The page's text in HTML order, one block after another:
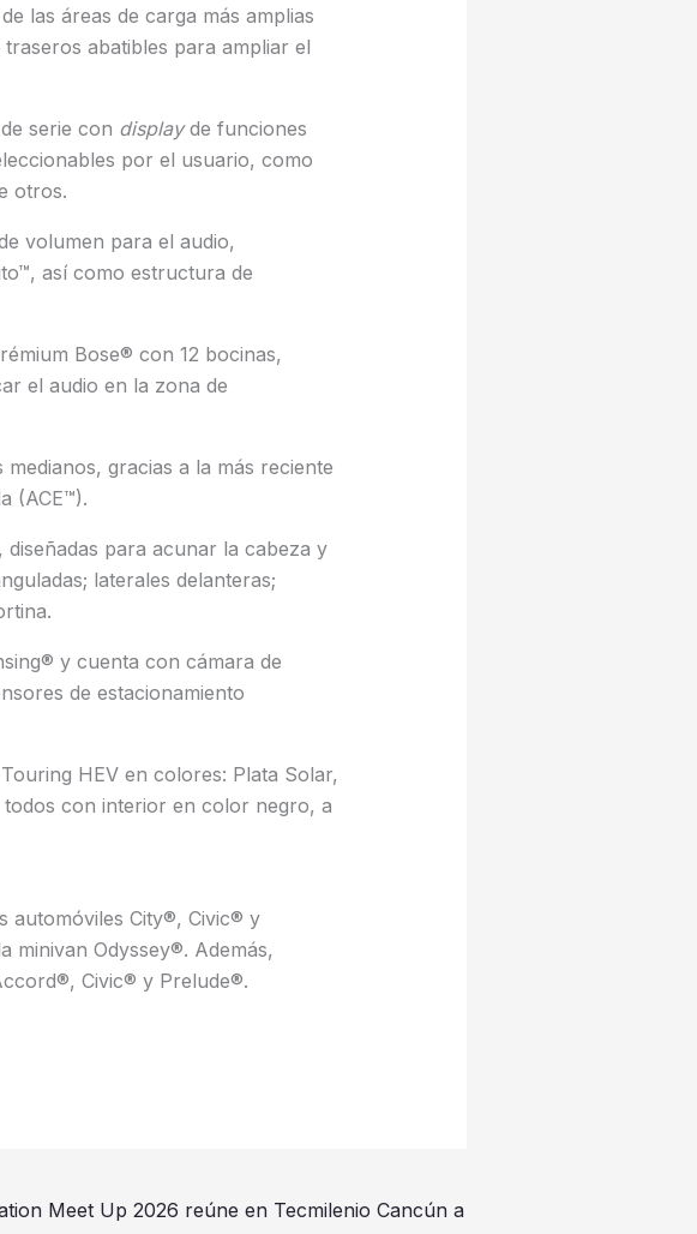
las áreas de carga más amplias
abatibles para ampliar el
serie con displayde funciones
por el usuario, como
otros.
volumen para el audio,
así como estructura de
Bose® con 12 bocinas,
el audio en la zona de
gracias a la más reciente
(ACE™).
para acunar la cabeza y
laterales delanteras;
y cuenta con cámara de
de estacionamiento
HEV en colores: Plata Solar,
con interior en color negro, a
automóviles City®, Civic® y
minivan Odyssey®. Además,
Civic® y Prelude®.
Meet Up 2026 reúne en Tecmilenio Cancún a